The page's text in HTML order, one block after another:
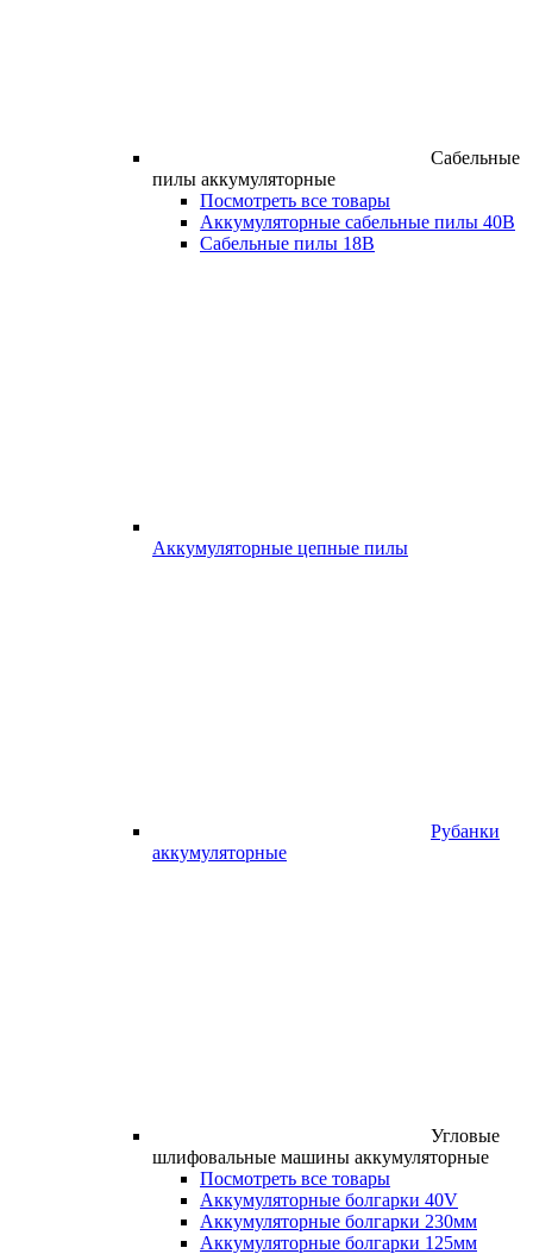
Сабельные
пилы аккумуляторные
Посмотреть все товары
Аккумуляторные сабельные пилы 40В
Сабельные пилы 18В
Аккумуляторные цепные пилы
Рубанки
аккумуляторные
Угловые
шлифовальные машины аккумуляторные
Посмотреть все товары
Аккумуляторные болгарки 40V
Аккумуляторные болгарки 230мм
Аккумуляторные болгарки 125мм